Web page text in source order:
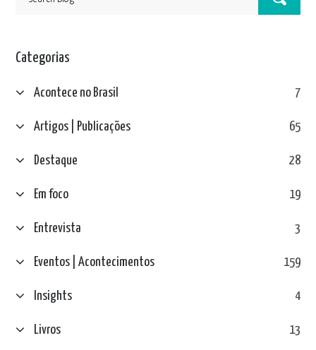
Categorias
Acontece no Brasil 7
Artigos | Publicações 65
Destaque 28
Em foco 19
Entrevista 3
Eventos | Acontecimentos 159
Insights 4
Livros 13